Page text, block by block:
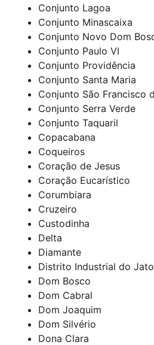
Conjunto Lagoa
Conjunto Minascaixa
Conjunto Novo Dom
Conjunto Paulo VI
Conjunto Providência
Conjunto Santa Maria
Conjunto São Francisco
Conjunto Serra Verde
Conjunto Taquaril
Copacabana
Coqueiros
Coração de Jesus
Coração Eucarístico
Corumbiara
Cruzeiro
Custodinha
Delta
Diamante
Distrito Industrial do
Dom Bosco
Dom Cabral
Dom Joaquim
Dom Silvério
Dona Clara